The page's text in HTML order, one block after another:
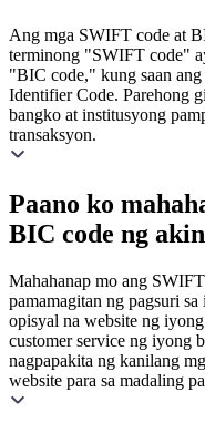
Ang mga SWIFT code at
terminong "SWIFT code"
"BIC code," kung saan
Identifier Code. Parehong
bangko at institusyong
transaksyon.
Paano ko
BIC code ng
Mahahanap mo ang
pamamagitan ng pagsuri
opisyal na website ng
customer service ng iyong
nagpapakita ng kanilang
website para sa madaling